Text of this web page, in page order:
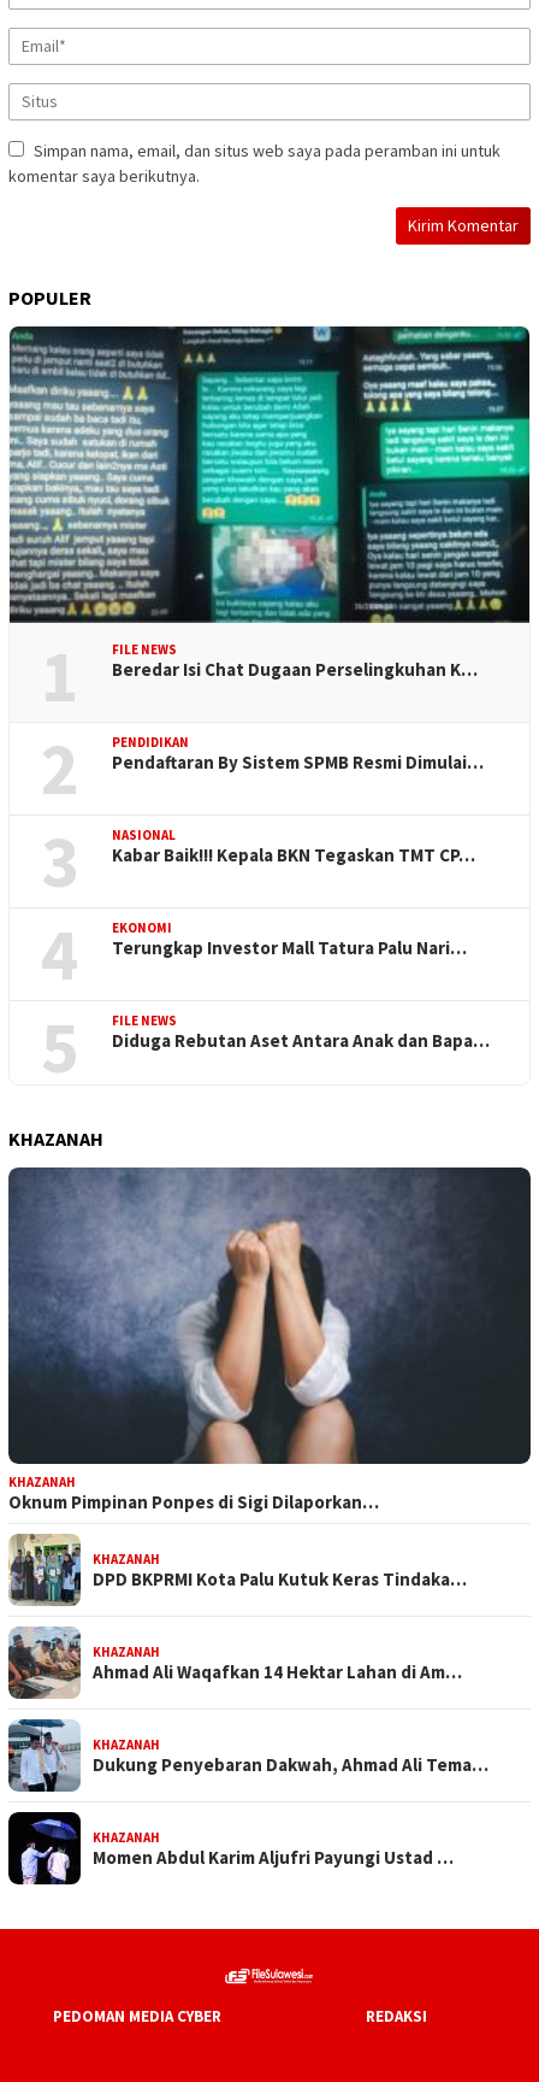
Simpan nama, email, dan situs web saya pada peramban ini untuk
komentar saya berikutnya.
POPULER
1 FILE NEWS
Beredar Isi Chat Dugaan Perselingkuhan K…
2 PENDIDIKAN
Pendaftaran By Sistem SPMB Resmi Dimulai…
3 NASIONAL
Kabar Baik!!! Kepala BKN Tegaskan TMT CP…
4 EKONOMI
Terungkap Investor Mall Tatura Palu Nari…
5 FILE NEWS
Diduga Rebutan Aset Antara Anak dan Bapa…
KHAZANAH
KHAZANAH
Oknum Pimpinan Ponpes di Sigi Dilaporkan…
KHAZANAH
DPD BKPRMI Kota Palu Kutuk Keras Tindaka…
KHAZANAH
Ahmad Ali Waqafkan 14 Hektar Lahan di Am…
KHAZANAH
Dukung Penyebaran Dakwah, Ahmad Ali Tema…
KHAZANAH
Momen Abdul Karim Aljufri Payungi Ustad …
PEDOMAN MEDIA CYBER REDAKSI